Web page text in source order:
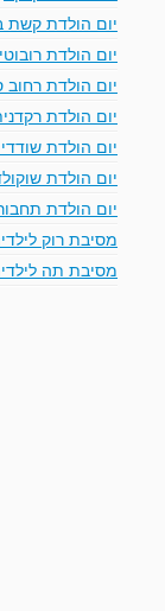
יום הולדת קשת
יום הולדת
יום הולדת רחוב
יום הולדת
יום הולדת
יום הולדת
יום הולדת
מסיבת רוק
מסיבת תה